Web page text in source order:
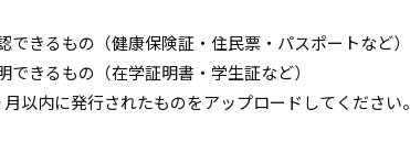
できるもの（健康保険証・住民票・パスポートなど）
できるもの（在学証明書・学生証など）
以内に発行されたものをアップロードしてください。